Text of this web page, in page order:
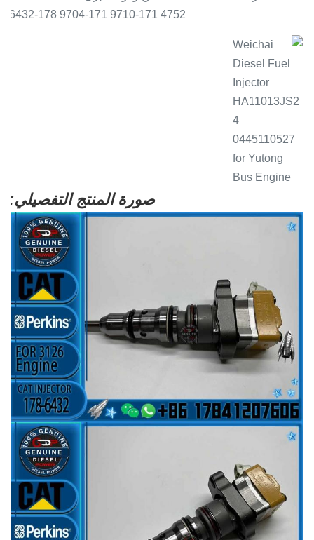
صورة المنتج التفصيلي: